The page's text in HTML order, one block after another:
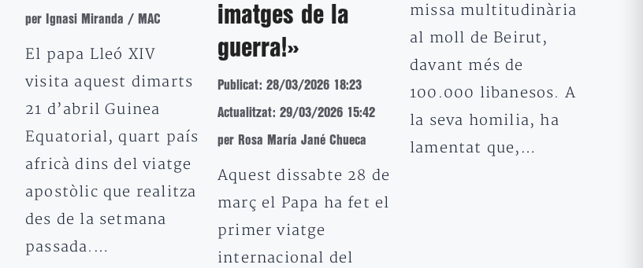
per Ignasi Miranda / MAC
El papa Lleó XIV
visita aquest dimarts
21 d’abril Guinea
Equatorial, quart país
africà dins del viatge
apostòlic que realitza
des de la setmana
passada.…
imatges de la
guerra!»
Publicat: 28/03/2026 18:23
Actualitzat: 29/03/2026 15:42
per Rosa María Jané Chueca
Aquest dissabte 28 de
març el Papa ha fet el
primer viatge
internacional del
missa multitudinària
al moll de Beirut,
davant més de
100.000 libanesos. A
la seva homilia, ha
lamentat que,…